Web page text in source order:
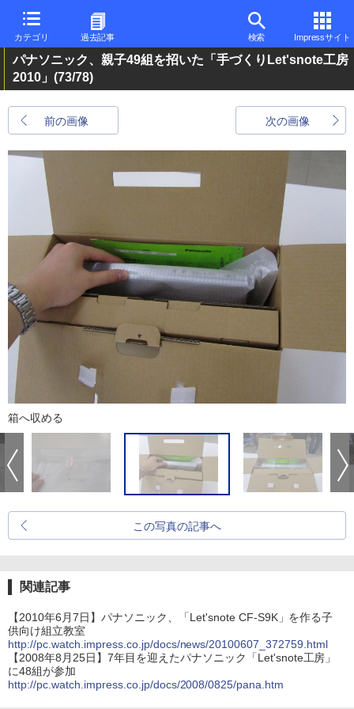
カテゴリ 過去記事 検索 Impressサイト
パナソニック、親子49組を招いた「手づくりLet'snote工房
2010」 (73/78)
前の画像 次の画像
箱へ収める
この写真の記事へ
関連記事
【2010年6月7日】パナソニック、「Let'snote CF-S9K」を作る子
供向け組立教室
http://pc.watch.impress.co.jp/docs/news/20100607_372759.html
【2008年8月25日】7年目を迎えたパナソニック「Let'snote工房」
に48組が参加
http://pc.watch.impress.co.jp/docs/2008/0825/pana.htm